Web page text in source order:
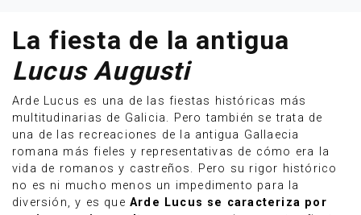
La fiesta de la antigua
Lucus Augusti
Arde Lucus es una de las fiestas históricas más
multitudinarias de Galicia. Pero también se trata de
una de las recreaciones de la antigua Gallaecia
romana más fieles y representativas de cómo era la
vida de romanos y castreños. Pero su rigor histórico
no es ni mucho menos un impedimento para la
diversión, y es que Arde Lucus se caracteriza por